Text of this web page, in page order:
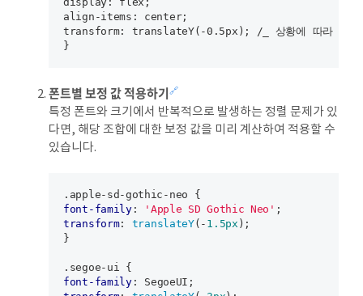
align-items: center;
transform: translateY(-0.5px); /_ 상황에 따라 값
폰트별 보정 값 적용하기🔗
특정 폰트와 크기에서 반복적으로 발생하는 정렬 문제가 있
다면, 해당 조합에 대한 보정 값을 미리 계산하여 적용할 수
있습니다.
.apple-sd-gothic-neo
font-family: 'Apple SD Gothic Neo'
transform: translateY(- 1.5px );
}
.segoe-ui
font-family